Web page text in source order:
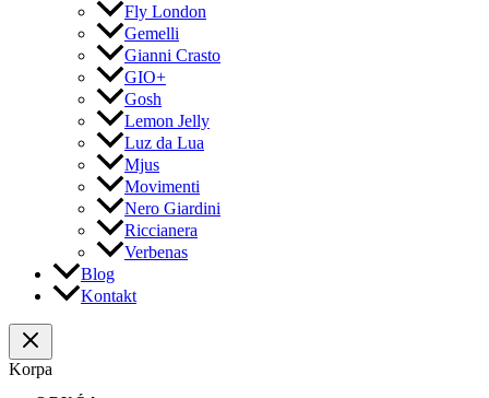
Fly London
Gemelli
Gianni Crasto
GIO+
Gosh
Lemon Jelly
Luz da Lua
Mjus
Movimenti
Nero Giardini
Riccianera
Verbenas
Blog
Kontakt
Korpa